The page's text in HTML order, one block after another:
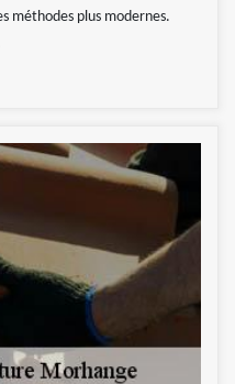
méthodes plus modernes.